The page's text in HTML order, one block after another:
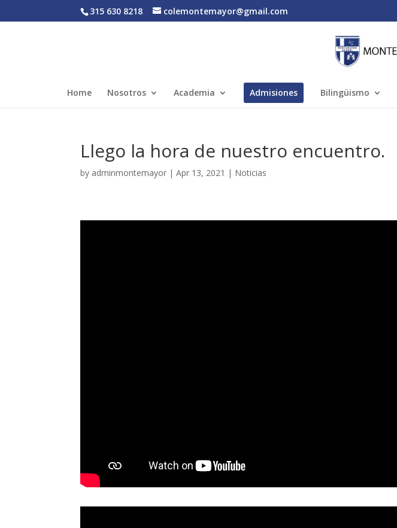
315 630 8218 colemontemayor@gmail.com
Home Nosotros Academia Admisiones Bilingüismo
Llego la hora de nuestro encuentro.
by adminmontemayor |Apr 13, 2021 | Noticias